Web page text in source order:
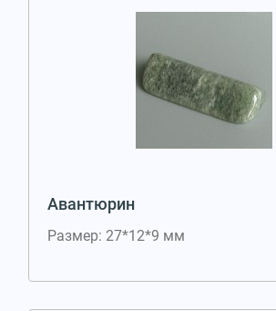
Авантюрин
Размер: 27*12*9 мм